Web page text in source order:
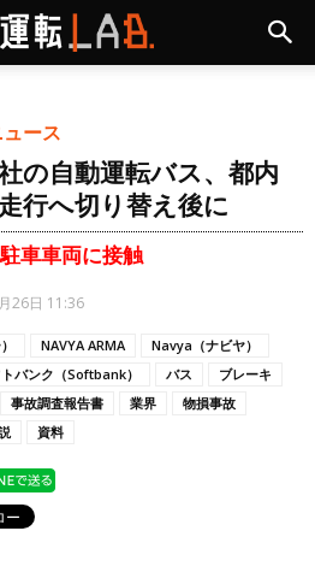
ュース
の自動運転バス、都内
行へ切り替え後に
車車両に接触
26日 11:36
NAVYA ARMA
Navya（ナビヤ）
バンク（Softbank） バス
ブレーキ
事故調査報告書 業界
物損事故
資料